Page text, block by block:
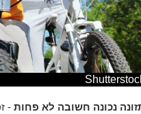
נכונה חשובה לא פחות -